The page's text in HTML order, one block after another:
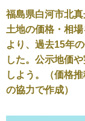
福島県白河市北
土地の価格・相
より、過去15年
した。公示地価
しよう。（価格
の協力で作成）